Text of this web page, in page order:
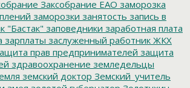
Заксобрание ЕАО заморозка
заморозки занятость запись в
"Бастак" заповедники заработная плата
зарплаты заслуженный работник ЖКХ
прав предпринимателей защита
здравоохранение земледельцы
земский доктор Земский_учитель